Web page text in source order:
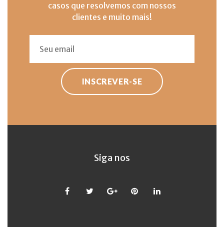
casos que resolvemos com nossos
clientes e muito mais!
INSCREVER-SE
Siga nos